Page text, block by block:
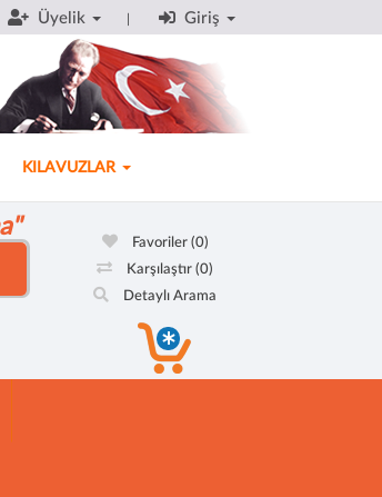
Üyelik Giriş
KILAVUZLAR
Favoriler (0)
Karşılaştır (0)
Detaylı Arama